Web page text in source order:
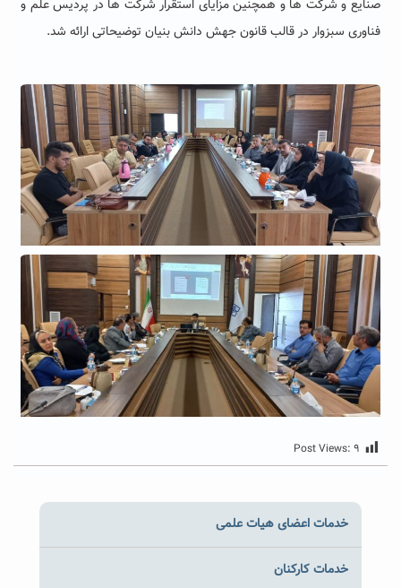
صنایع و شرکت ها و همچنین مزایای استقرار شرکت ها در پردیس علم و
فناوری سبزوار در قالب قانون جهش دانش بنیان توضیحاتی ارائه شد.
Post Views: ۹
خدمات اعضای هیات علمی
خدمات کارکنان